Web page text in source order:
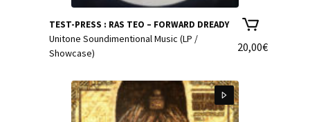
TEST-PRESS : RAS TEO – FORWARD DREADY
20,00€
Unitone Soundimentional Music (LP /
Showcase)